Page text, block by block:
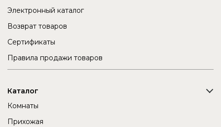
Электронный каталог
Возврат товаров
Сертификаты
Правила продажи товаров
Каталог
Комнаты
Прихожая